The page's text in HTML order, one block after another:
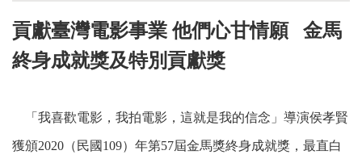
貢獻臺灣電影事業 他們心甘情願 金馬
終身成就獎及特別貢獻獎
「我喜歡電影，我拍電影，這就是我的信念」導演侯孝賢
獲頒2020（民國109）年第57屆金馬獎終身成就獎，最直白